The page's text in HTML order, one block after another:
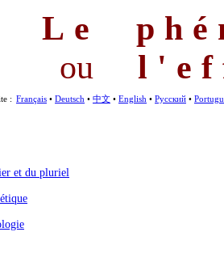
Le
ou
: Français • Deutsch • 中文 • English • Русский •
et du pluriel